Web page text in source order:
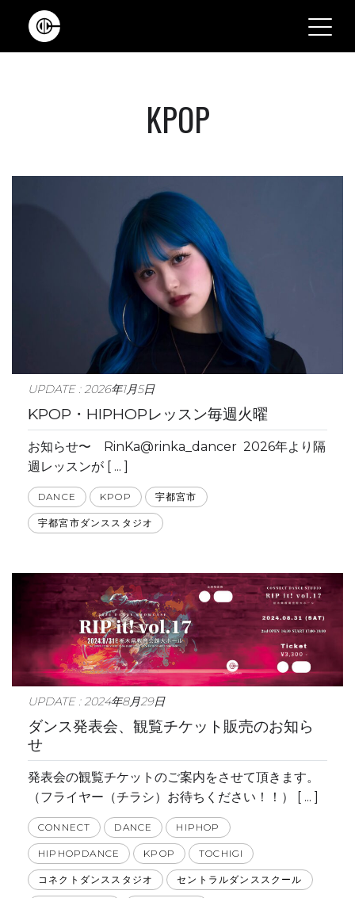
Main Navigation
KPOP
UPDATE : 2026年1月5日
KPOP・HIPHOPレッスン毎週火曜
お知らせ〜 RinKa@rinka_dancer 2026年より隔
週レッスンが [ ... ]
DANCE KPOP 宇都宮市
宇都宮市ダンススタジオ
UPDATE : 2024年8月29日
ダンス発表会、観覧チケット販売のお知ら
せ
発表会の観覧チケットのご案内をさせて頂きます。
（フライヤー（チラシ）お待ちください！！） [ ... ]
CONNECT DANCE HIPHOP
HIPHOPDANCE KPOP TOCHIGI
コネクトダンススタジオ セントラルダンススクール